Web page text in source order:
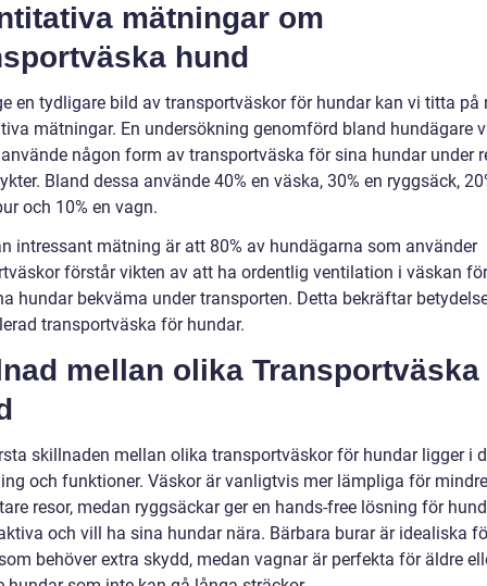
mätningar om
hund
en tydligare bild av transportväskor för hundar kan vi titta på
mätningar. En undersökning genomförd bland hundägare
någon form av transportväska för sina hundar under
Bland dessa använde 40% en väska, 30% en ryggsäck,
och 10% en vagn.
intressant mätning är att 80% av hundägarna som använder
förstår vikten av att ha ordentlig ventilation i väskan
hundar bekväma under transporten. Detta bekräftar
transportväska för hundar.
mellan olika Transportväska
skillnaden mellan olika transportväskor för hundar ligger i
och funktioner. Väskor är vanligtvis mer lämpliga för
resor, medan ryggsäckar ger en hands-free lösning för
och vill ha sina hundar nära. Bärbara burar är idealiska
behöver extra skydd, medan vagnar är perfekta för äldre